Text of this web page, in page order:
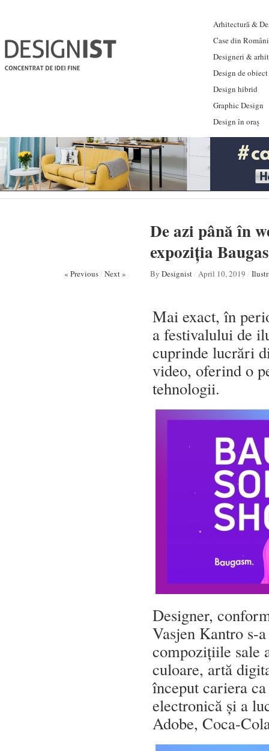
Arhitectură &
Case din
Designeri &
Design de obiect
Design hibrid
Graphic Design
Design în oraș
De azi până în
expoziția
« Previous/ Next » By Designist/ April 10, 2019 /
Mai exact, în
a festivalului de
cuprinde lucrări
video, oferind o
tehnologii.
Designer,
Vasjen Kantro s-
compozițiile sale
culoare, artă
început cariera
electronică și a
Adobe, Coca-